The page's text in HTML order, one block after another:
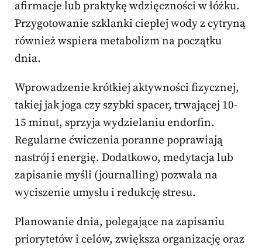
afirmacje lub praktykę wdzięczności w łóżku.
Przygotowanie szklanki ciepłej wody z cytryną
również wspiera metabolizm na początku
dnia.
Wprowadzenie krótkiej aktywności fizycznej,
takiej jak joga czy szybki spacer, trwającej 10-
15 minut, sprzyja wydzielaniu endorfin.
Regularne ćwiczenia poranne poprawiają
nastrój i energię. Dodatkowo, medytacja lub
zapisanie myśli (journalling) pozwala na
wyciszenie umysłu i redukcję stresu.
Planowanie dnia, polegające na zapisaniu
priorytetów i celów, zwiększa organizację oraz